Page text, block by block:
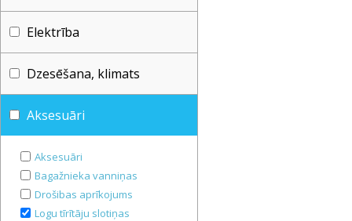
Elektrība
Dzesēšana, klimats
Aksesuāri
Aksesuāri
Bagažnieka vanniņas
Drošibas aprīkojums
Logu tīrītāju slotiņas